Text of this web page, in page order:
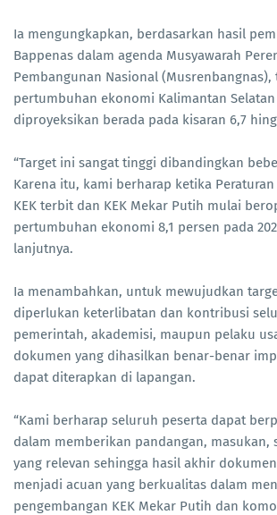
Ia mengungkapkan, berdasarkan hasil
Bappenas dalam agenda Musyawarah
Pembangunan Nasional (Musrenbangnas),
pertumbuhan ekonomi Kalimantan Selatan
diproyeksikan berada pada kisaran 6,7
“Target ini sangat tinggi dibandingkan
Karena itu, kami berharap ketika
KEK terbit dan KEK Mekar Putih mulai
pertumbuhan ekonomi 8,1 persen pada
lanjutnya.
Ia menambahkan, untuk mewujudkan
diperlukan keterlibatan dan kontribusi
pemerintah, akademisi, maupun pelaku
dokumen yang dihasilkan benar-benar
dapat diterapkan di lapangan.
“Kami berharap seluruh peserta dapat
dalam memberikan pandangan, masukan,
yang relevan sehingga hasil akhir
menjadi acuan yang berkualitas dalam
pengembangan KEK Mekar Putih dan